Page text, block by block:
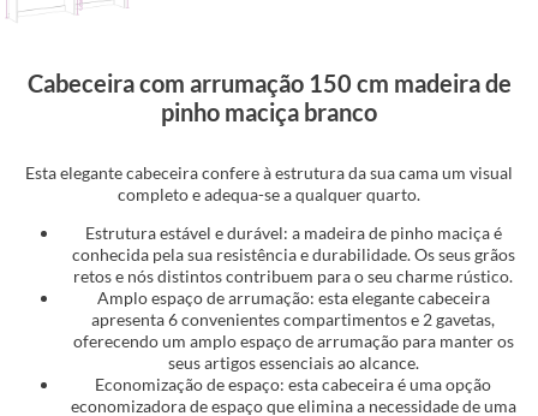
Cabeceira com arrumação 150 cm madeira de
pinho maciça branco
Esta elegante cabeceira confere à estrutura da sua cama um visual
completo e adequa-se a qualquer quarto.
Estrutura estável e durável: a madeira de pinho maciça é
conhecida pela sua resistência e durabilidade. Os seus grãos
retos e nós distintos contribuem para o seu charme rústico.
Amplo espaço de arrumação: esta elegante cabeceira
apresenta 6 convenientes compartimentos e 2 gavetas,
oferecendo um amplo espaço de arrumação para manter os
seus artigos essenciais ao alcance.
Economização de espaço: esta cabeceira é uma opção
economizadora de espaço que elimina a necessidade de uma